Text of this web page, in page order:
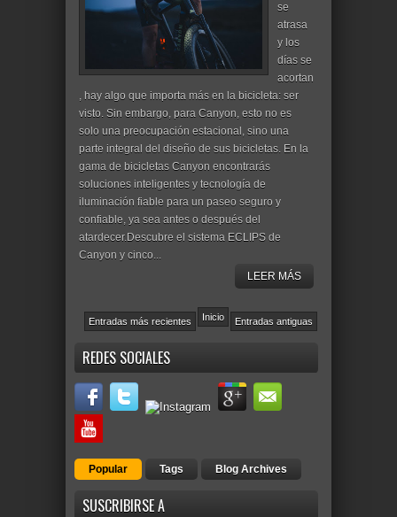
se
atrasa
y los
días se
acortan
, hay algo que importa más en la bicicleta: ser
visto. Sin embargo, para Canyon, esto no es
solo una preocupación estacional, sino una
parte integral del diseño de sus bicicletas. En la
gama de bicicletas Canyon encontrarás
soluciones inteligentes y tecnología de
iluminación fiable para un paseo seguro y
confiable, ya sea antes o después del
atardecer.Descubre el sistema ECLIPS de
Canyon y cinco...
LEER MÁS
Entradas más recientes Entradas antiguas
Inicio
REDES SOCIALES
Popular Tags Blog Archives
SUSCRIBIRSE A